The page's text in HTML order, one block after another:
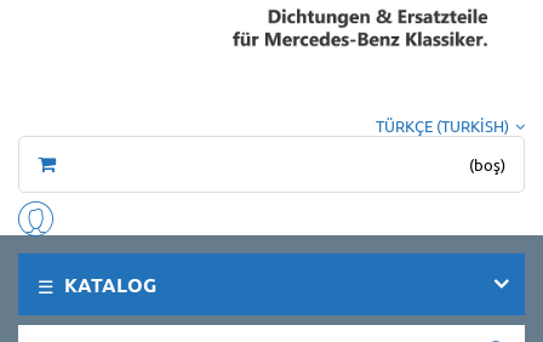
TÜRKÇE (TURKISH)
(boş)
KATALOG